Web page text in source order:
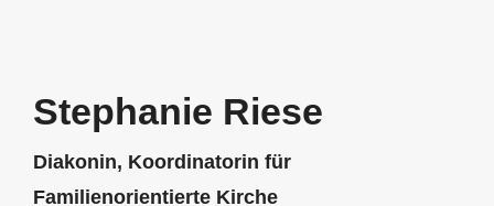
Stephanie Riese
Diakonin, Koordinatorin für
Familienorientierte Kirche